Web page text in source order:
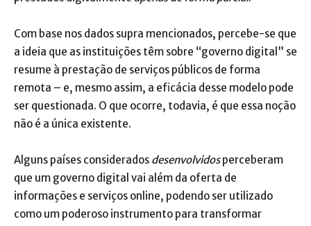
Com base nos dados supra mencionados, percebe-se que
a ideia que as instituições têm sobre “governo digital” se
resume à prestação de serviços públicos de forma
remota – e, mesmo assim, a eficácia desse modelo pode
ser questionada. O que ocorre, todavia, é que essa noção
não é a única existente.
Alguns países considerados desenvolvidosperceberam
que um governo digital vai além da oferta de
informações e serviços online, podendo ser utilizado
como um poderoso instrumento para transformar